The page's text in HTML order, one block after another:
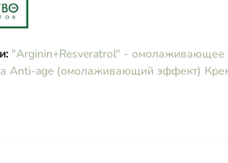
глюконолактон+бензоат
натрия+глюконат
"Arginin+Resveratrol" - омолаживающее
Anti-age (омолаживающий эффект)